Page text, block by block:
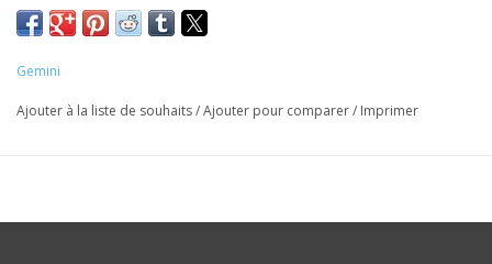
Le cuir Nappa italien est connu dans le monde entier pour sa
qualité exceptionnelle et son aspect luxueux. « Nappa » fait
référence à un type spécifique de cuir souple fabriqué à partir de
obtenue grâce à un processus de tannage et de finition
Gemini
Ajouter à la liste de souhaits/Ajouter pour comparer/ Imprimer